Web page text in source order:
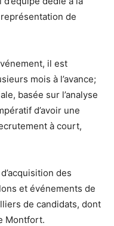
de
il est
mois à l’avance;
basée sur l’analyse
d’avoir une
à court,
des
et événements de
de candidats, dont
Montfort.